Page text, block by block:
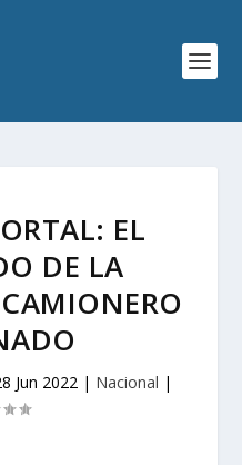
EL
DE LA
Jun 2022 | Nacional |